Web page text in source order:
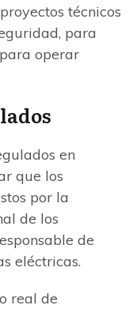
técnicos
para
operar
en
que los
por la
de los
de
eléctricas.
real de